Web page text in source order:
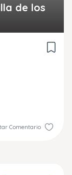
de los
Comentario